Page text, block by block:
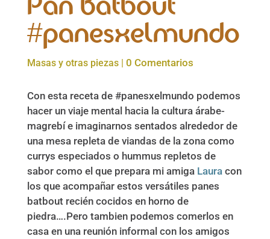
Pan Batbout
#panesxelmundo
Masas y otras piezas| 0 Comentarios
Con esta receta de #panesxelmundo podemos
hacer un viaje mental hacia la cultura árabe-
magrebí e imaginarnos sentados alrededor de
una mesa repleta de viandas de la zona como
currys especiados o hummus repletos de
sabor como el que prepara mi amiga Lauracon
los que acompañar estos versátiles panes
batbout recién cocidos en horno de
piedra….Pero tambien podemos comerlos en
casa en una reunión informal con los amigos